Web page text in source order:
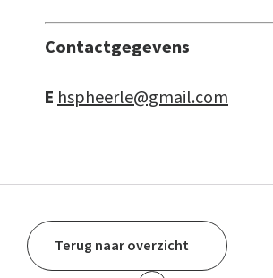
Contactgegevens
Ehspheerle@gmail.com
Terug naar overzicht